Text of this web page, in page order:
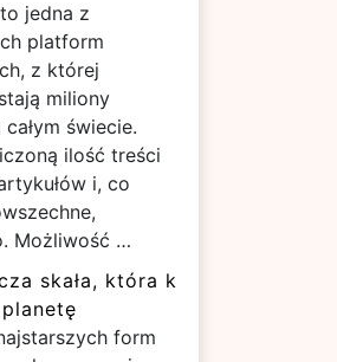
jedna z
platform
z której
miliony
świecie.
ilość treści
i, co
Możliwość …
skała, która k
form